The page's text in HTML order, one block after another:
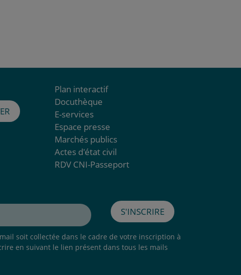
Plan interactif
Docuthèque
E-services
Espace presse
Marchés publics
Actes d'état civil
RDV CNI-Passeport
S'inscrire
soit collectée dans le cadre de votre inscription à
en suivant le lien présent dans tous les mails